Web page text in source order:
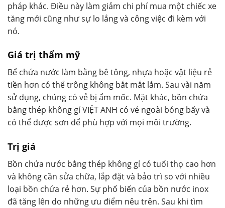
pháp khác. Điều này làm giảm chi phí mua một chiếc xe
tăng mới cũng như sự lo lắng và công việc đi kèm với
nó.
Giá trị thẩm mỹ
Bể chứa nước làm bằng bê tông, nhựa hoặc vật liệu rẻ
tiền hơn có thể trông không bắt mắt lắm. Sau vài năm
sử dụng, chúng có vẻ bị ẩm mốc. Mặt khác, bồn chứa
bằng thép không gỉ VIỆT ANH có vẻ ngoài bóng bẩy và
có thể được sơn để phù hợp với mọi môi trường.
Trị giá
Bồn chứa nước bằng thép không gỉ có tuổi thọ cao hơn
và không cần sửa chữa, lắp đặt và bảo trì so với nhiều
loại bồn chứa rẻ hơn. Sự phổ biến của bồn nước inox
đã tăng lên do những ưu điểm nêu trên. Sau khi tìm